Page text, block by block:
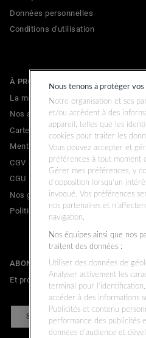
Données personnelles
Conditions d'utilisation
À PROPOS
La marque
Nos adresses
Carte cadeau
Mentions légales
CGV
CGU
Nos garanties commerciales &
Politique de confidentialité
ABONNEZ-VOUS À LA NEWSLETTER
Et profitez de 10% de remise sur
S'INSCRIRE
Nous tenons à protéger vos
Notre organisation et ses
et/ou accèdent à des
appareil, telles que les
cookies pour traiter les
Vous pouvez accepter et
préférences à tout moment
Gérer mes préférences, y
d’opposition lorsqu’un
invoqué. Vos préférences
nos partenaires et
navigation.
Nos équipes ainsi que nos
traitent des données :
Utiliser des données de
Analyser activement les
terminal pour
accéder à des informations
Publicités et contenu
performance des publicités
données d’audience et